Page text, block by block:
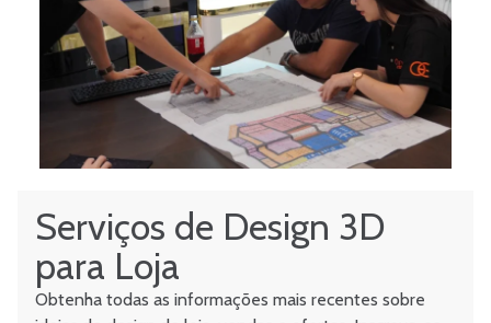
Serviços de Design 3D
para Loja
Obtenha todas as informações mais recentes sobre